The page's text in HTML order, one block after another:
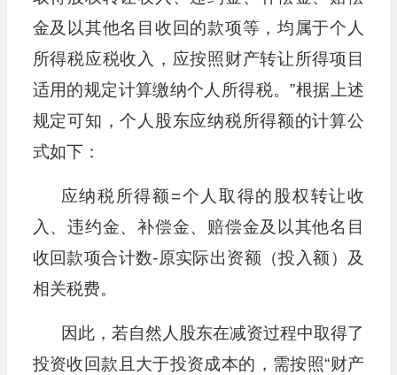
金及以其他名目收回的款项等，均属于个人
所得税应税收入，应按照财产转让所得项目
适用的规定计算缴纳个人所得税。”根据上述
规定可知，个人股东应纳税所得额的计算公
式如下：
应纳税所得额=个人取得的股权转让收
入、违约金、补偿金、赔偿金及以其他名目
收回款项合计数-原实际出资额（投入额）及
相关税费。
因此，若自然人股东在减资过程中取得了
投资收回款且大于投资成本的，需按照“财产